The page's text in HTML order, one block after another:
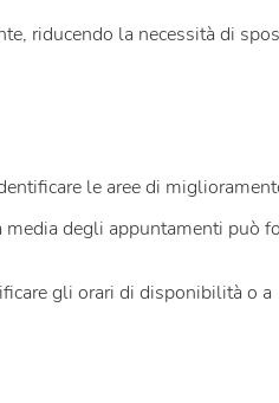
riducendo la necessità di
le aree di
degli appuntamenti può
gli orari di disponibilità o a